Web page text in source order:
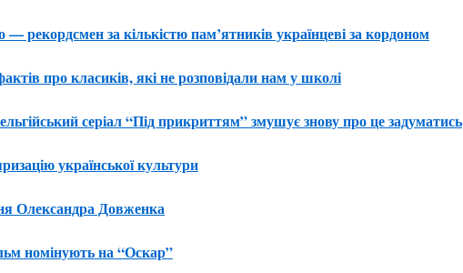
рекордсмен за кількістю пам’ятників українцеві за кордоном
про класиків, які не розповідали нам у школі
серіал “Під прикриттям” змушує знову про це задуматись
української культури
Олександра Довженка
номінують на “Оскар”